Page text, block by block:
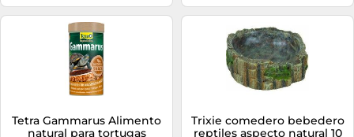
Tetra Gammarus Alimento
natural para tortugas
Trixie comedero bebedero
reptiles aspecto natural 10